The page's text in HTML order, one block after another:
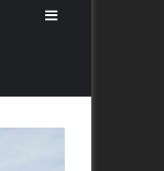
Sidebar